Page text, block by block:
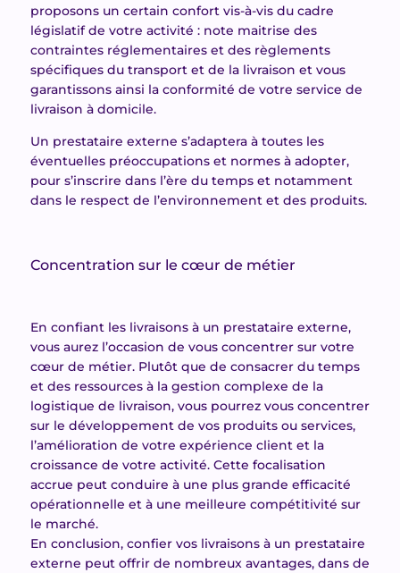
proposons un certain confort vis-à-vis du cadre
législatif de votre activité : note maitrise des
contraintes réglementaires et des règlements
spécifiques du transport et de la livraison et vous
garantissons ainsi la conformité de votre service de
livraison à domicile.
Un prestataire externe s’adaptera à toutes les
éventuelles préoccupations et normes à adopter,
pour s’inscrire dans l’ère du temps et notamment
dans le respect de l’environnement et des produits.
Concentration sur le cœur de métier
En confiant les livraisons à un prestataire externe,
vous aurez l’occasion de vous concentrer sur votre
cœur de métier. Plutôt que de consacrer du temps
et des ressources à la gestion complexe de la
logistique de livraison, vous pourrez vous concentrer
sur le développement de vos produits ou services,
l’amélioration de votre expérience client et la
croissance de votre activité. Cette focalisation
accrue peut conduire à une plus grande efficacité
opérationnelle et à une meilleure compétitivité sur
le marché.
En conclusion, confier vos livraisons à un prestataire
externe peut offrir de nombreux avantages, dans de